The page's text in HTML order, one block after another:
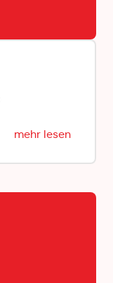
mehr lesen